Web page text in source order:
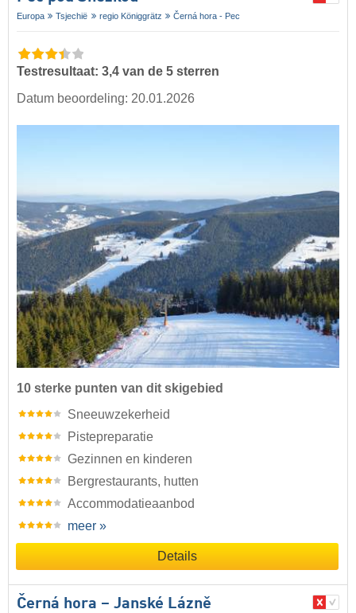
Europa Tsjechië regio Königgrätz Černá hora - Pec
Testresultaat: 3,4 van de 5 sterren
Datum beoordeling: 20.01.2026
10 sterke punten van dit skigebied
Sneeuwzekerheid
Pistepreparatie
Gezinnen en kinderen
Bergrestaurants, hutten
Accommodatieaanbod
meer »
Details
Černá hora – Janské Lázně